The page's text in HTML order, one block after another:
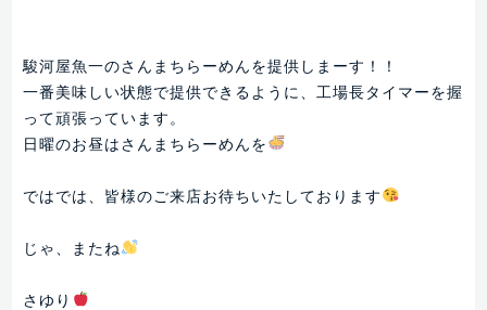
駿河屋魚一のさんまちらーめんを提供しまーす！！
一番美味しい状態で提供できるように、工場長タイマーを握
って頑張っています。
日曜のお昼はさんまちらーめんを
ではでは、皆様のご来店お待ちいたしております
じゃ、またね
さゆり